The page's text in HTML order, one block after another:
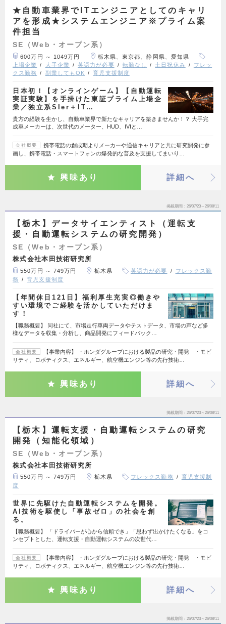
★自動車業界でITエンジニアとしてのキャリ
アを形成★システムエンジニア※プライム案
件担当
SE（Web・オープン系）
600万円 ～ 1049万円
栃木県、東京都、静岡県、愛知県
上場企業
大手企業 英語力が必要 転勤なし 土日祝休み
フレッ
クス勤務
副業してもOK 育児支援制度
日本初！【オンラインゲーム】【自動運転
実証実験】を手掛けた東証プライム上場企
業／独立系SIer＋IT…
貴方の経験を生かし、自動車業界で新たなキャリアを築きませんか！？ 大手完
成車メーカーは、次世代のメーター、HUD、IVIと…
会社概要
携帯電話の創成期よりメーカーや通信キャリアと共に研究開発に参
画し、携帯電話・スマートフォンの爆発的な普及を支援してまいり…
興味あり 詳細へ
掲載期間 26/07/23～26/08/11
【栃木】データサイエンティスト（運転支
援・自動運転システムの研究開発）
SE（Web・オープン系）
株式会社本田技術研究所
550万円 ～ 749万円 栃木県 英語力が必要
フレックス勤
務
育児支援制度
【年間休日121日】福利厚生充実◎働きや
すい環境でご経験を活かしていただけま
す！
【職務概要】 同社にて、市場走行車両データやテストデータ、市場の声など多
様なデータを収集・分析し、商品開発にフィードバック…
会社概要
【事業内容】 ・ホンダグループにおける製品の研究・開発 ・モビ
リティ、ロボティクス、エネルギー、航空機エンジン等の先行技術…
興味あり 詳細へ
掲載期間 26/07/23～26/08/11
【栃木】運転支援・自動運転システムの研究
開発（知能化領域）
SE（Web・オープン系）
株式会社本田技術研究所
550万円 ～ 749万円 栃木県 フレックス勤務
育児支援制
度
世界に先駆けた自動運転システムを開発。
AI技術を駆使し「事故ゼロ」の社会を創
る。
【職務概要】 「ドライバーが心から信頼でき」「思わず出かけたくなる」をコ
ンセプトとした、運転支援・自動運転システムの次世代…
会社概要
【事業内容】 ・ホンダグループにおける製品の研究・開発 ・モビ
リティ、ロボティクス、エネルギー、航空機エンジン等の先行技術…
興味あり 詳細へ
掲載期間 26/07/23～26/08/11